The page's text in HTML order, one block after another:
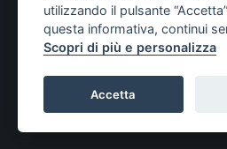
© COPYRIGHT 2021 ASSOCIAZIONE
Privacy policy–Cookie policy
Impostazioni cookie
utilizzando il pulsante
questa informativa, continui
Scopri di più e personalizza
Accetta